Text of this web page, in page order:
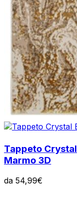
Tappeto Crystal
Marmo 3D
da 54,99€